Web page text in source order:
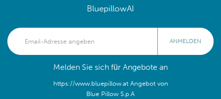
BluepillowAI
ANMELDEN
Melden Sie sich für Angebote an
https://www.bluepillow.at Angebot von
Blue Pillow S.p.A